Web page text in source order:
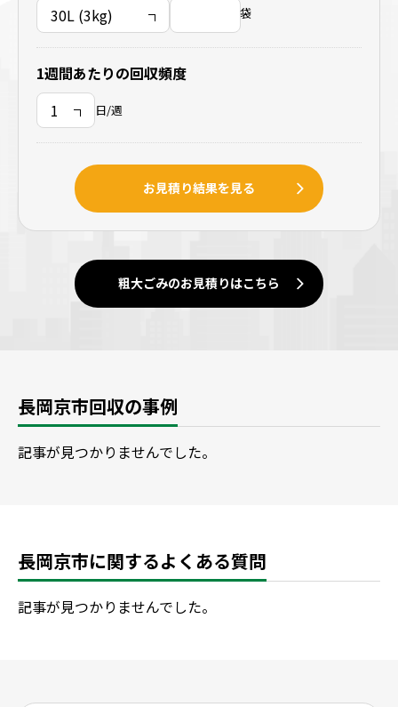
袋
1週間あたりの回収頻度
日/週
お見積り結果を見る
粗大ごみのお見積りはこちら
長岡京市回収の事例
記事が見つかりませんでした。
長岡京市に関するよくある質問
記事が見つかりませんでした。